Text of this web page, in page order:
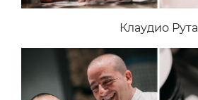
Клаудио Рута